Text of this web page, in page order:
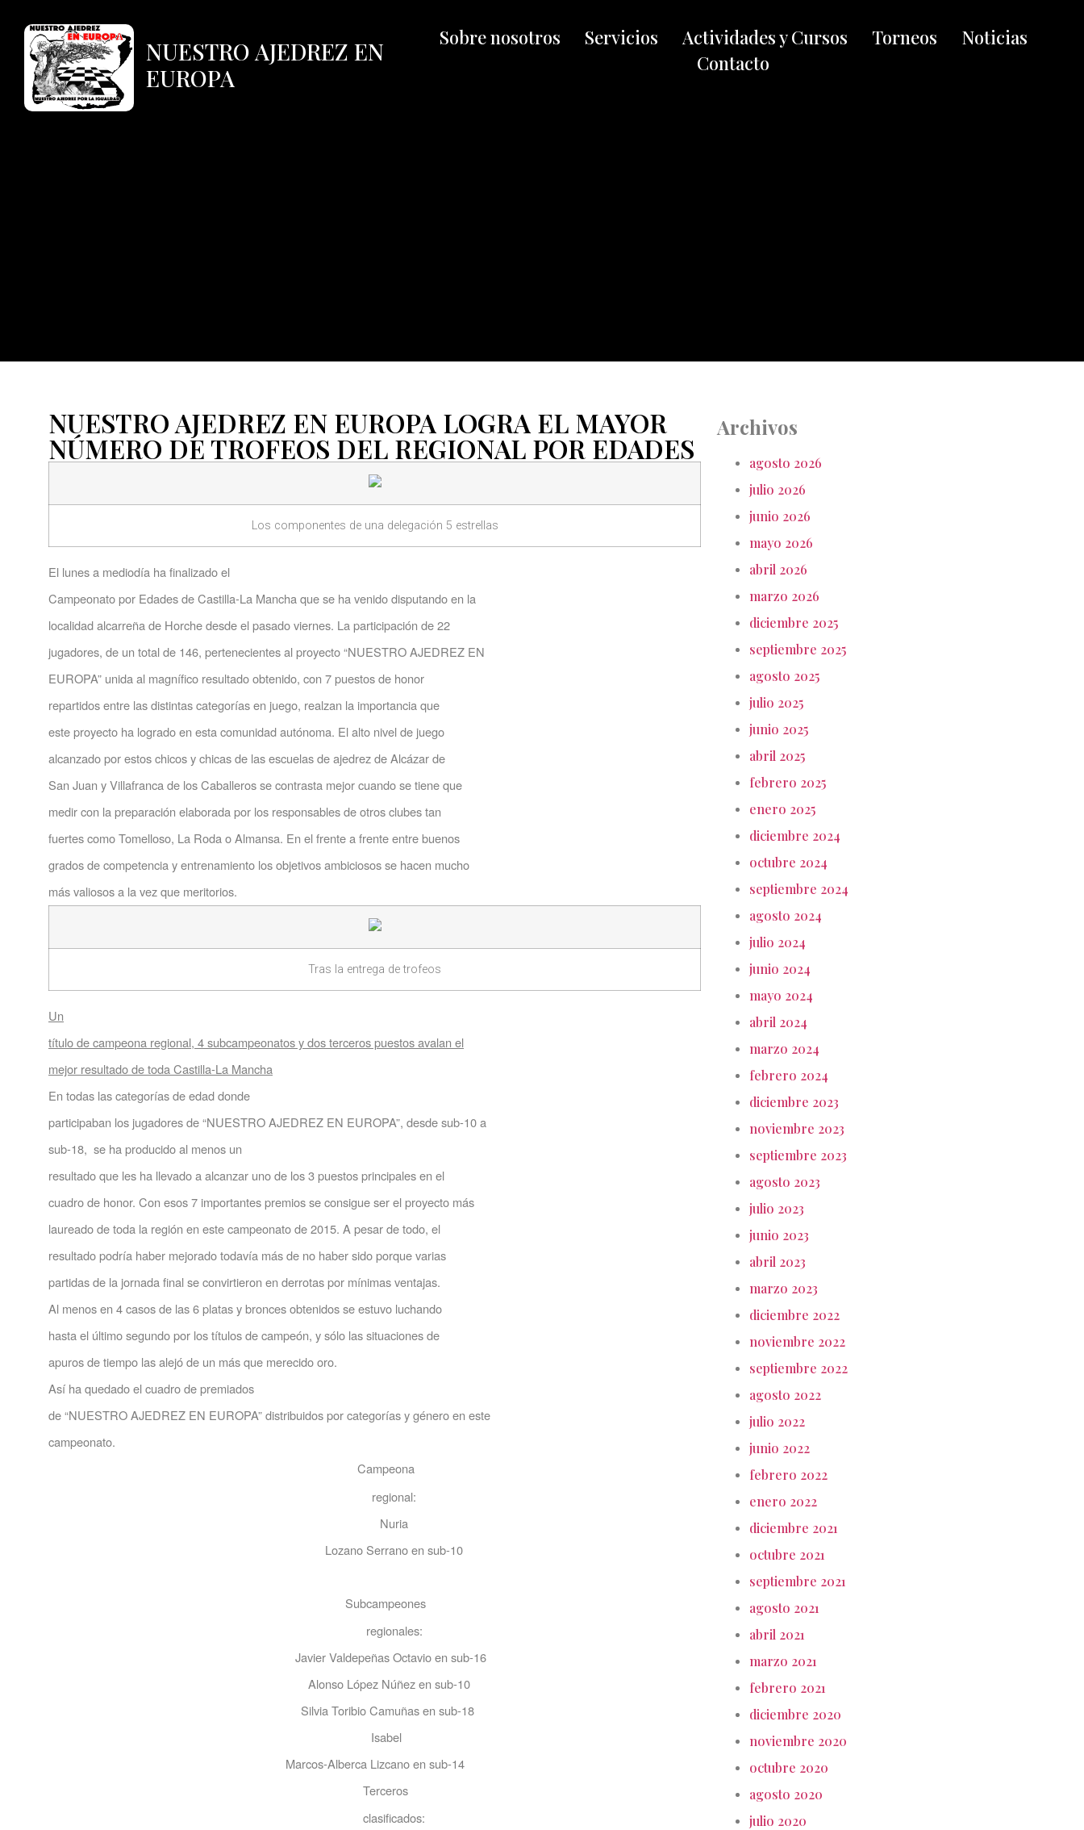
NUESTRO AJEDREZ EN
EUROPA
Sobre nosotros Servicios Actividades y Cursos Torneos
Noticias
Contacto
NUESTRO AJEDREZ EN EUROPA LOGRA EL MAYOR
NÚMERO DE TROFEOS DEL REGIONAL POR EDADES
Los componentes de una delegación 5 estrellas
El lunes a mediodía ha finalizado el
Campeonato por Edades de Castilla-La Mancha que se ha venido disputando en la
localidad alcarreña de Horche desde el pasado viernes. La participación de 22
jugadores, de un total de 146, pertenecientes al proyecto “NUESTRO AJEDREZ EN
EUROPA” unida al magnífico resultado obtenido, con 7 puestos de honor
repartidos entre las distintas categorías en juego, realzan la importancia que
este proyecto ha logrado en esta comunidad autónoma. El alto nivel de juego
alcanzado por estos chicos y chicas de las escuelas de ajedrez de Alcázar de
San Juan y Villafranca de los Caballeros se contrasta mejor cuando se tiene que
medir con la preparación elaborada por los responsables de otros clubes tan
fuertes como Tomelloso, La Roda o Almansa. En el frente a frente entre buenos
grados de competencia y entrenamiento los objetivos ambiciosos se hacen mucho
más valiosos a la vez que meritorios.
Tras la entrega de trofeos
Un
título de campeona regional, 4 subcampeonatos y dos terceros puestos avalan el
mejor resultado de toda Castilla-La Mancha
En todas las categorías de edad donde
participaban los jugadores de “NUESTRO AJEDREZ EN EUROPA”, desde sub-10 a
sub-18, se ha producido al menos un
resultado que les ha llevado a alcanzar uno de los 3 puestos principales en el
cuadro de honor. Con esos 7 importantes premios se consigue ser el proyecto más
laureado de toda la región en este campeonato de 2015. A pesar de todo, el
resultado podría haber mejorado todavía más de no haber sido porque varias
partidas de la jornada final se convirtieron en derrotas por mínimas ventajas.
Al menos en 4 casos de las 6 platas y bronces obtenidos se estuvo luchando
hasta el último segundo por los títulos de campeón, y sólo las situaciones de
apuros de tiempo las alejó de un más que merecido oro.
Así ha quedado el cuadro de premiados
de “NUESTRO AJEDREZ EN EUROPA” distribuidos por categorías y género en este
campeonato.
Campeona
regional:
Nuria
Lozano Serrano en sub-10
Subcampeones
regionales:
Javier Valdepeñas Octavio en sub-16
Alonso López Núñez en sub-10
Silvia Toribio Camuñas en sub-18
Isabel
Marcos-Alberca Lizcano en sub-14
Terceros
clasificados:
Archivos
agosto 2026
julio 2026
junio 2026
mayo 2026
abril 2026
marzo 2026
diciembre 2025
septiembre 2025
agosto 2025
julio 2025
junio 2025
abril 2025
febrero 2025
enero 2025
diciembre 2024
octubre 2024
septiembre 2024
agosto 2024
julio 2024
junio 2024
mayo 2024
abril 2024
marzo 2024
febrero 2024
diciembre 2023
noviembre 2023
septiembre 2023
agosto 2023
julio 2023
junio 2023
abril 2023
marzo 2023
diciembre 2022
noviembre 2022
septiembre 2022
agosto 2022
julio 2022
junio 2022
febrero 2022
enero 2022
diciembre 2021
octubre 2021
septiembre 2021
agosto 2021
abril 2021
marzo 2021
febrero 2021
diciembre 2020
noviembre 2020
octubre 2020
agosto 2020
julio 2020